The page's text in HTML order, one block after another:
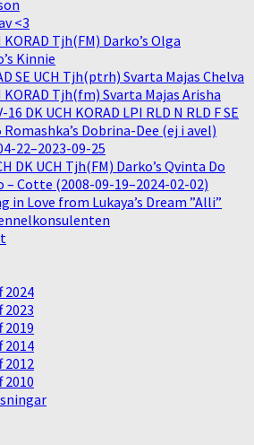
<3
KORAD Tjh(FM) Darko’s Olga
Kinnie
SE UCH Tjh(ptrh) Svarta Majas Chelva
KORAD Tjh(fm) Svarta Majas Arisha
16 DK UCH KORAD LPI RLD N RLD F SE
Romashka’s Dobrina-Dee (ej i avel)
22–2023-09-25
DK UCH Tjh(FM) Darko’s Qvinta Do
– Cotte (2008-09-19–2024-02-02)
in Love from Lukaya’s Dream ”Alli”